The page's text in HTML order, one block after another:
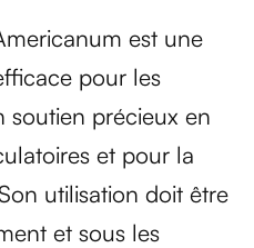
est une
pour les
précieux en
et pour la
utilisation doit être
et sous les